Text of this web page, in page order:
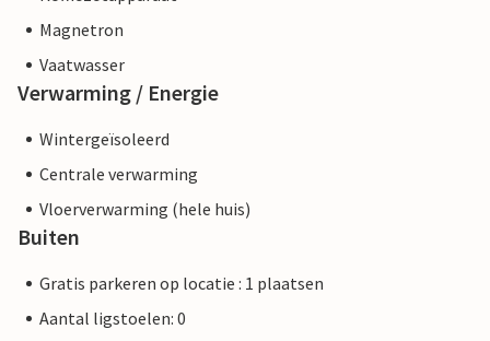
Magnetron
Vaatwasser
Verwarming / Energie
Wintergeïsoleerd
Centrale verwarming
Vloerverwarming (hele huis)
Buiten
Gratis parkeren op locatie : 1 plaatsen
Aantal ligstoelen: 0